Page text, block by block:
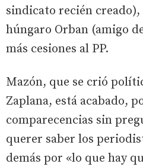
sindicato recién creado),
húngaro Orban (amigo
más cesiones al PP.
Mazón, que se crió
Zaplana, está acabado,
comparecencias sin
querer saber los
demás por «lo que hay